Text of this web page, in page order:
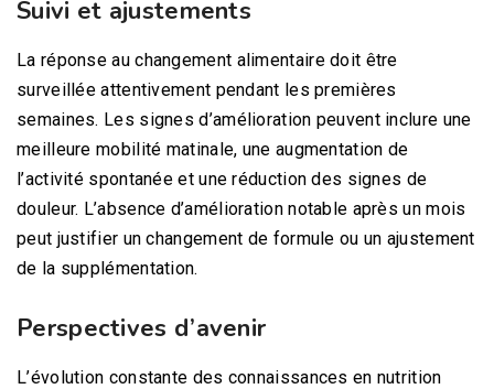
Suivi et ajustements
La réponse au changement alimentaire doit être
surveillée attentivement pendant les premières
semaines. Les signes d’amélioration peuvent inclure une
meilleure mobilité matinale, une augmentation de
l’activité spontanée et une réduction des signes de
douleur. L’absence d’amélioration notable après un mois
peut justifier un changement de formule ou un ajustement
de la supplémentation.
Perspectives d’avenir
L’évolution constante des connaissances en nutrition